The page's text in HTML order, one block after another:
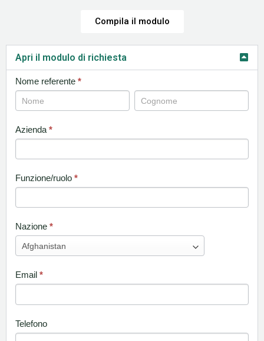
Compila il modulo
Apri il modulo di richiesta
RICHIESTE
COMMERCIALI
Nome referente *
Nome
referente
Nome
referente
Azienda *
Funzione/ruolo *
Nazione *
Email *
Telefono